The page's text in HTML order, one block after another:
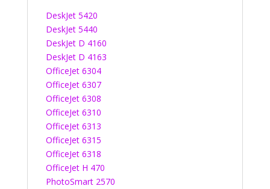
DeskJet 5420
DeskJet 5440
DeskJet D 4160
DeskJet D 4163
OfficeJet 6304
OfficeJet 6307
OfficeJet 6308
OfficeJet 6310
OfficeJet 6313
OfficeJet 6315
OfficeJet 6318
OfficeJet H 470
PhotoSmart 2570